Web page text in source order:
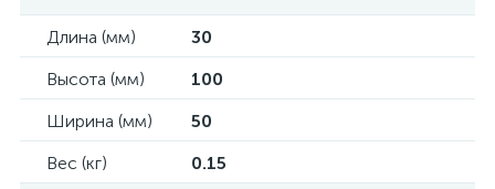
Длина (мм)
30
Высота (мм)
100
Ширина (мм)
50
Вес (кг)
0.15